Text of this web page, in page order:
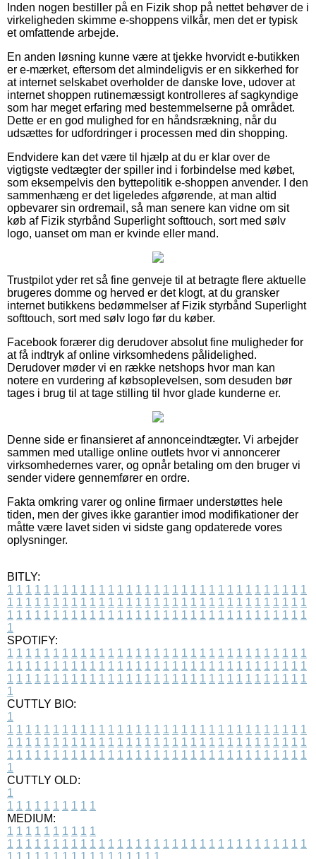
Inden nogen bestiller på en Fizik shop på nettet behøver de i
virkeligheden skimme e-shoppens vilkår, men det er typisk
et omfattende arbejde.
En anden løsning kunne være at tjekke hvorvidt e-butikken
er e-mærket, eftersom det almindeligvis er en sikkerhed for
at internet selskabet overholder de danske love, udover at
internet shoppen rutinemæssigt kontrolleres af sagkyndige
som har meget erfaring med bestemmelserne på området.
Dette er en god mulighed for en håndsrækning, når du
udsættes for udfordringer i processen med din shopping.
Endvidere kan det være til hjælp at du er klar over de
vigtigste vedtægter der spiller ind i forbindelse med købet,
som eksempelvis den byttepolitik e-shoppen anvender. I den
sammenhæng er det ligeledes afgørende, at man altid
opbevarer sin ordremail, så man senere kan vidne om sit
køb af Fizik styrbånd Superlight softtouch, sort med sølv
logo, uanset om man er kvinde eller mand.
Trustpilot yder ret så fine genveje til at betragte flere aktuelle
brugeres domme og herved er det klogt, at du gransker
internet butikkens bedømmelser af Fizik styrbånd Superlight
softtouch, sort med sølv logo før du køber.
Facebook forærer dig derudover absolut fine muligheder for
at få indtryk af online virksomhedens pålidelighed.
Derudover møder vi en række netshops hvor man kan
notere en vurdering af købsoplevelsen, som desuden bør
tages i brug til at tage stilling til hvor glade kunderne er.
Denne side er finansieret af annonceindtægter. Vi arbejder
sammen med utallige online outlets hvor vi annoncerer
virksomhedernes varer, og opnår betaling om den bruger vi
sender videre gennemfører en ordre.
Fakta omkring varer og online firmaer understøttes hele
tiden, men der gives ikke garantier imod modifikationer der
måtte være lavet siden vi sidste gang opdaterede vores
oplysninger.
BITLY:
1 1 1 1 1 1 1 1 1 1 1 1 1 1 1 1 1 1 1 1 1 1 1 1 1 1 1 1 1 1 1 1 1
1 1 1 1 1 1 1 1 1 1 1 1 1 1 1 1 1 1 1 1 1 1 1 1 1 1 1 1 1 1 1 1 1
1 1 1 1 1 1 1 1 1 1 1 1 1 1 1 1 1 1 1 1 1 1 1 1 1 1 1 1 1 1 1 1 1
1
SPOTIFY:
1 1 1 1 1 1 1 1 1 1 1 1 1 1 1 1 1 1 1 1 1 1 1 1 1 1 1 1 1 1 1 1 1
1 1 1 1 1 1 1 1 1 1 1 1 1 1 1 1 1 1 1 1 1 1 1 1 1 1 1 1 1 1 1 1 1
1 1 1 1 1 1 1 1 1 1 1 1 1 1 1 1 1 1 1 1 1 1 1 1 1 1 1 1 1 1 1 1 1
1
CUTTLY BIO:
1
1 1 1 1 1 1 1 1 1 1 1 1 1 1 1 1 1 1 1 1 1 1 1 1 1 1 1 1 1 1 1 1 1
1 1 1 1 1 1 1 1 1 1 1 1 1 1 1 1 1 1 1 1 1 1 1 1 1 1 1 1 1 1 1 1 1
1 1 1 1 1 1 1 1 1 1 1 1 1 1 1 1 1 1 1 1 1 1 1 1 1 1 1 1 1 1 1 1 1
1
CUTTLY OLD:
1
1 1 1 1 1 1 1 1 1 1
MEDIUM:
1 1 1 1 1 1 1 1 1 1
1 1 1 1 1 1 1 1 1 1 1 1 1 1 1 1 1 1 1 1 1 1 1 1 1 1 1 1 1 1 1 1 1
1 1 1 1 1 1 1 1 1 1 1 1 1 1 1 1 1